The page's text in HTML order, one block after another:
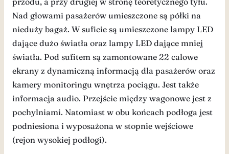
Nad głowami pasażerów umieszczone są półki na
nieduży bagaż. W suficie są umieszczone lampy LED
dające dużo światła oraz lampy LED dające mniej
światła. Pod sufitem są zamontowane 22 calowe
ekrany z dynamiczną informacją dla pasażerów oraz
kamery monitoringu wnętrza pociągu. Jest także
informacja audio. Przejście między wagonowe jest z
pochylniami. Natomiast w obu końcach podłoga jest
podniesiona i wyposażona w stopnie wejściowe
(rejon wysokiej podłogi).